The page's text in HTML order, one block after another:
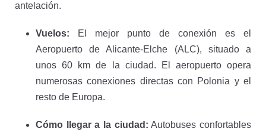
antelación.
Vuelos: El mejor punto de conexión es el
Aeropuerto de Alicante-Elche (ALC), situado a
unos 60 km de la ciudad. El aeropuerto opera
numerosas conexiones directas con Polonia y el
resto de Europa.
Cómo llegar a la ciudad: Autobuses confortables